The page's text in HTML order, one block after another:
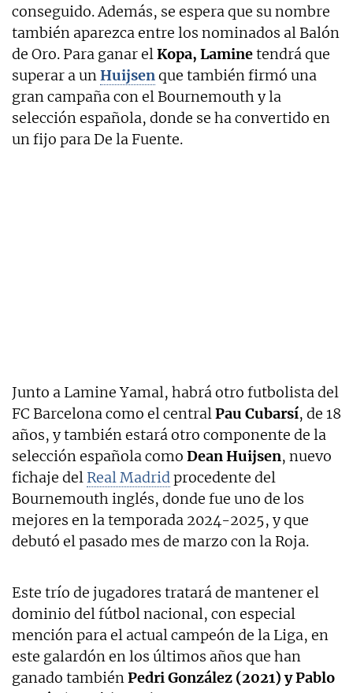
conseguido. Además, se espera que su nombre
también aparezca entre los nominados al Balón
de Oro. Para ganar elKopa, Laminetendrá que
superar a unHuijsenque también firmó una
gran campaña con el Bournemouth y la
selección española, donde se ha convertido en
un fijo para De la Fuente.
Junto a Lamine Yamal, habrá otro futbolista del
FC Barcelona como el centralPau Cubarsí, de 18
años, y también estará otro componente de la
selección española como Dean Huijsen, nuevo
fichaje del Real Madridprocedente del
Bournemouth inglés, donde fue uno de los
mejores en la temporada 2024-2025, y que
debutó el pasado mes de marzo con la Roja.
Este trío de jugadores tratará de mantener el
dominio del fútbol nacional, con especial
mención para el actual campeón de la Liga, en
este galardón en los últimos años que han
ganado tambiénPedri González (2021) y Pablo